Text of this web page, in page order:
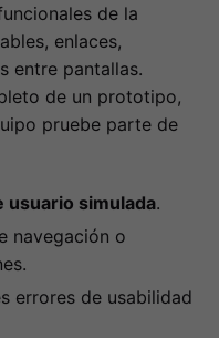
de la
enlaces,
entre pantallas.
de un prototipo,
pruebe parte de
usuario simulada.
navegación o
errores de usabilidad